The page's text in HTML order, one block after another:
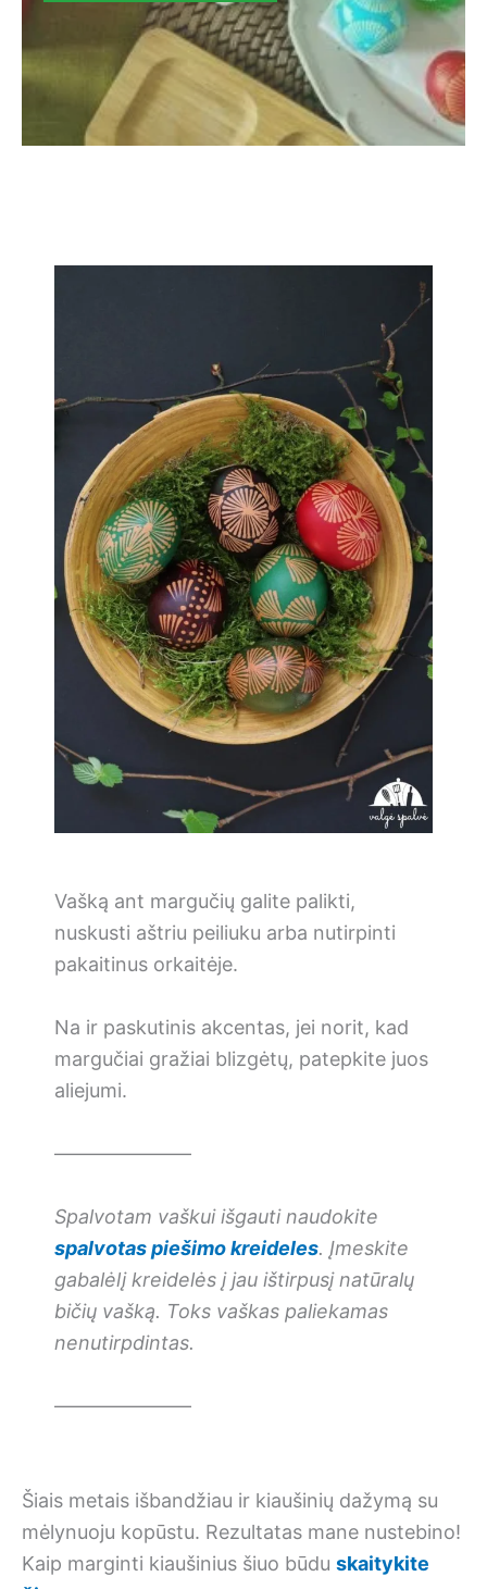
Vašką ant margučių galite palikti,
nuskusti aštriu peiliuku arba nutirpinti
pakaitinus orkaitėje.
Na ir paskutinis akcentas, jei norit, kad
margučiai gražiai blizgėtų, patepkite juos
aliejumi.
———————
Spalvotam vaškui išgauti naudokite
spalvotas piešimo kreideles. Įmeskite
gabalėlį kreidelės į jau ištirpusį natūralų
bičių vašką. Toks vaškas paliekamas
nenutirpdintas.
———————
Šiais metais išbandžiau ir kiaušinių dažymą su
mėlynuoju kopūstu. Rezultatas mane nustebino!
Kaip marginti kiaušinius šiuo būdu skaitykite